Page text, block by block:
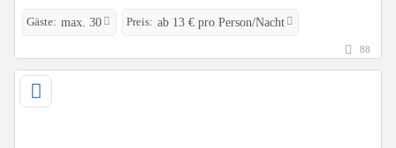
Gäste: max. 30 Preis: ab 13 € pro Person/Nacht
88